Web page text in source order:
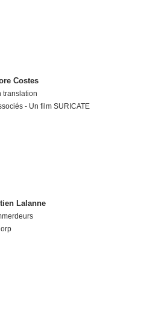
Costes
translation
- Un film SURICATE
Lalanne